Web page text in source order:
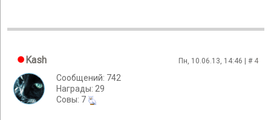
Kash Пн, 10.06.13, 14:46 | # 4
Сообщений: 742
Награды: 29
Cовы: 7